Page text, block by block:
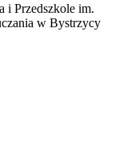
i Przedszkole im.
w Bystrzycy